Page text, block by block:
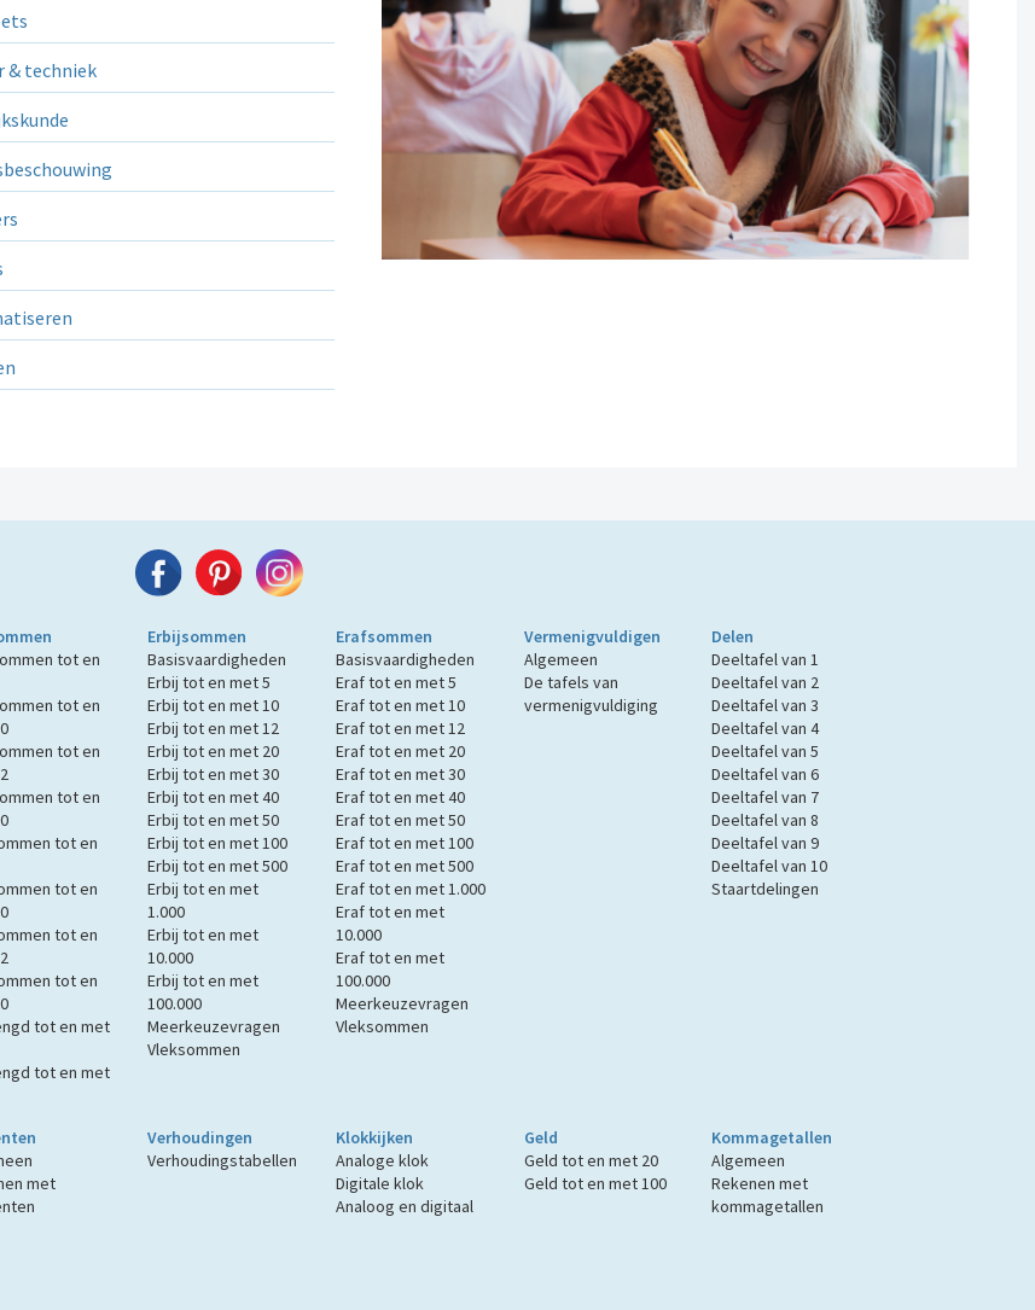
& techniek
tot en
tot en
tot en
tot en
tot en
tot en
tot en
tot en
tot en met
tot en met
Erbijsommen
Basisvaardigheden
Erbij tot en met 5
Erbij tot en met 10
Erbij tot en met 12
Erbij tot en met 20
Erbij tot en met 30
Erbij tot en met 40
Erbij tot en met 50
Erbij tot en met 100
Erbij tot en met 500
Erbij tot en met
1.000
Erbij tot en met
10.000
Erbij tot en met
100.000
Meerkeuzevragen
Vleksommen
Erafsommen
Basisvaardigheden
Eraf tot en met 5
Eraf tot en met 10
Eraf tot en met 12
Eraf tot en met 20
Eraf tot en met 30
Eraf tot en met 40
Eraf tot en met 50
Eraf tot en met 100
Eraf tot en met 500
Eraf tot en met 1.000
Eraf tot en met
10.000
Eraf tot en met
100.000
Meerkeuzevragen
Vleksommen
Vermenigvuldigen
Algemeen
De tafels van
vermenigvuldiging
Delen
Deeltafel van 1
Deeltafel van 2
Deeltafel van 3
Deeltafel van 4
Deeltafel van 5
Deeltafel van 6
Deeltafel van 7
Deeltafel van 8
Deeltafel van 9
Deeltafel van 10
Staartdelingen
met
Verhoudingen
Verhoudingstabellen
Klokkijken
Analoge klok
Digitale klok
Analoog en digitaal
Geld
Geld tot en met 20
Geld tot en met 100
Kommagetallen
Algemeen
Rekenen met
kommagetallen